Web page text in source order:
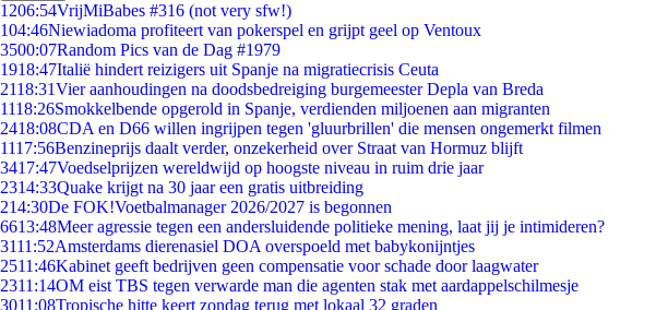
1206:54VrijMiBabes #316 (not very sfw!)
104:46Niewiadoma profiteert van pokerspel en grijpt geel op Ventoux
3500:07Random Pics van de Dag #1979
1918:47Italië hindert reizigers uit Spanje na migratiecrisis Ceuta
2118:31Vier aanhoudingen na doodsbedreiging burgemeester Depla van Breda
1118:26Smokkelbende opgerold in Spanje, verdienden miljoenen aan migranten
2418:08CDA en D66 willen ingrijpen tegen 'gluurbrillen' die mensen ongemerkt filmen
1117:56Benzineprijs daalt verder, onzekerheid over Straat van Hormuz blijft
3417:47Voedselprijzen wereldwijd op hoogste niveau in ruim drie jaar
2314:33Quake krijgt na 30 jaar een gratis uitbreiding
214:30De FOK!Voetbalmanager 2026/2027 is begonnen
6613:48Meer agressie tegen een andersluidende politieke mening, laat jij je intimideren?
3111:52Amsterdams dierenasiel DOA overspoeld met babykonijntjes
2511:46Kabinet geeft bedrijven geen compensatie voor schade door laagwater
2311:14OM eist TBS tegen verwarde man die agenten stak met aardappelschilmesje
3011:08Tropische hitte keert zondag terug met lokaal 32 graden